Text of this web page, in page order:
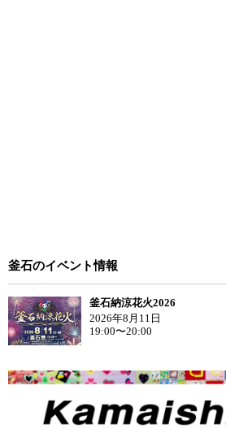
釜石のイベント情報
釜石納涼花火2026
2026年8月11日
19:00〜20:00